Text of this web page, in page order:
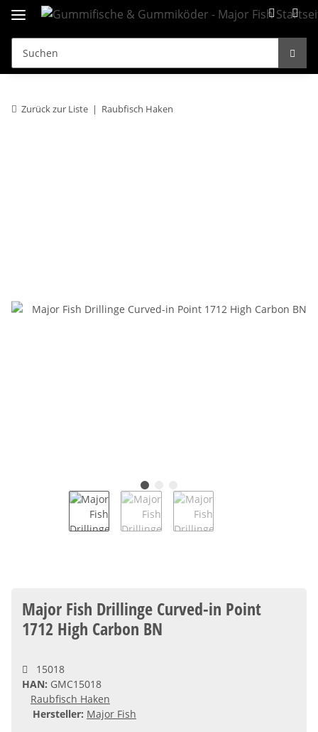
Zurück zur Liste Raubfisch Haken
Major Fish Drillinge Curved-in Point
1712 High Carbon BN
15018
HAN: GMC15018
Raubfisch Haken
Hersteller: Major Fish